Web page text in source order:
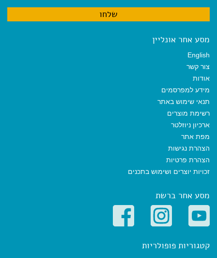
מסע אחר אונליין
English
צור קשר
אודות
מידע למפרסמים
תנאי שימוש באתר
רשימת מוצרים
ארכיון ניוזלטר
מפת אתר
הצהרת נגישות
הצהרת פרטיות
זכויות יוצרים ושימוש בתכנים
מסע אחר ברשת
קטגוריות פופולריות